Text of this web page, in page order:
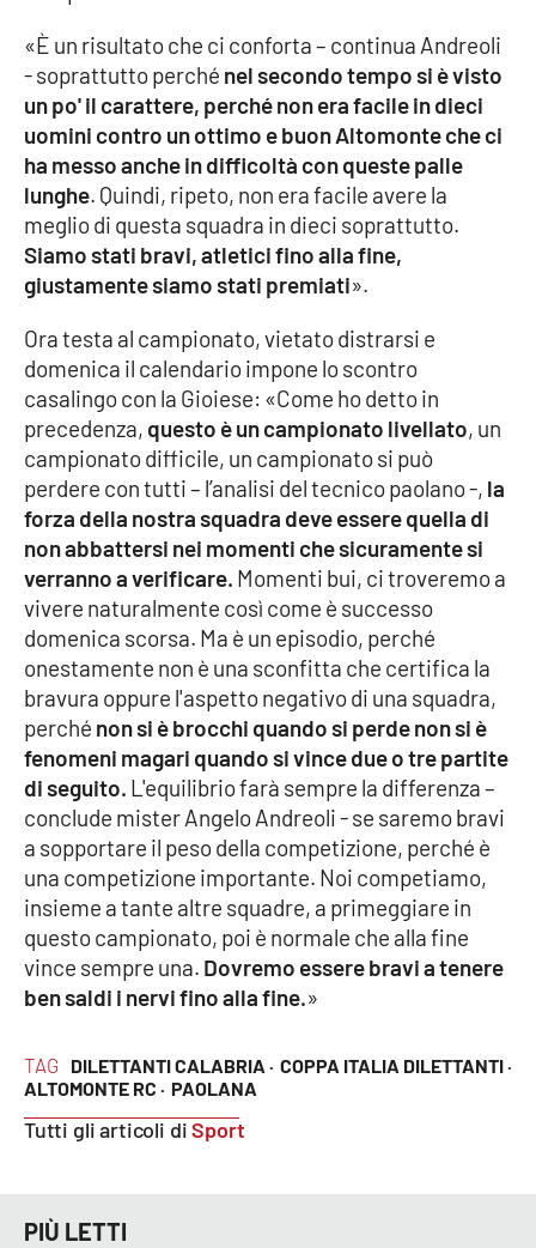
EDIZIONI
LOCALI
Catanzaro
Crotone
Vibo Valentia
Reggio Calabria
Cosenza
Lamezia Terme
PROGETTI
SPECIALI
Buona Sanità Calabria
CALABRIAVISIONE
Destinazioni
Eventi
Food
Storie
Lacplay.it
Lactv.it
TAG DILETTANTI CALABRIA · COPPA ITALIA DILETTANTI ·
ALTOMONTE RC · PAOLANA
Tutti gli articoli diSport
«È un risultato che ci conforta – continua Andreoli
- soprattutto perché nel secondo tempo si è visto
un po' il carattere, perché non era facile in dieci
uomini contro un ottimo e buon Altomonte che ci
ha messo anche in difficoltà con queste palle
lunghe. Quindi, ripeto, non era facile avere la
meglio di questa squadra in dieci soprattutto.
Siamo stati bravi, atletici fino alla fine,
giustamente siamo stati premiati».
Ora testa al campionato, vietato distrarsi e
domenica il calendario impone lo scontro
casalingo con la Gioiese: «Come ho detto in
precedenza, questo è un campionato livellato, un
campionato difficile, un campionato si può
perdere con tutti – l’analisi del tecnico paolano -, la
forza della nostra squadra deve essere quella di
non abbattersi nei momenti che sicuramente si
verranno a verificare. Momenti bui, ci troveremo a
vivere naturalmente così come è successo
domenica scorsa. Ma è un episodio, perché
onestamente non è una sconfitta che certifica la
bravura oppure l'aspetto negativo di una squadra,
perché non si è brocchi quando si perde non si è
fenomeni magari quando si vince due o tre partite
di seguito. L'equilibrio farà sempre la differenza –
conclude mister Angelo Andreoli - se saremo bravi
a sopportare il peso della competizione, perché è
una competizione importante. Noi competiamo,
insieme a tante altre squadre, a primeggiare in
questo campionato, poi è normale che alla fine
vince sempre una. Dovremo essere bravi a tenere
ben saldi i nervi fino alla fine.»
PIÙ LETTI